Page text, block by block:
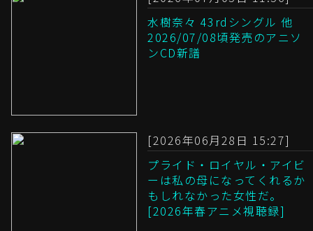
水樹奈々 43rdシングル 他
2026/07/08頃発売のアニソ
ンCD新譜
[2026年06月28日 15:27]
プライド・ロイヤル・アイビ
ーは私の母になってくれるか
もしれなかった女性だ。
[2026年春アニメ視聴録]